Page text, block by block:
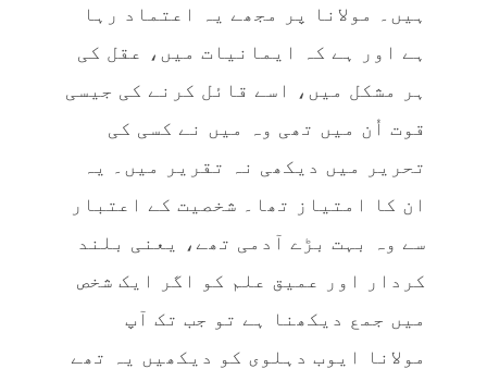
ہیں۔ مولانا پر مجھے یہ اعتماد رہا
ہے اور ہے کہ ایمانیات میں، عقل کی
ہر مشکل میں، اسے قائل کرنے کی جیسی
قوت اُن میں تھی وہ میں نے کسی کی
تحریر میں دیکھی نہ تقریر میں۔ یہ
ان کا امتیاز تھا۔ شخصیت کے اعتبار
سے وہ بہت بڑے آدمی تھے، یعنی بلند
کردار اور عمیق علم کو اگر ایک شخص
میں جمع دیکھنا ہے تو جب تک آپ
مولانا ایوب دہلوی کو دیکھیں یہ تھے